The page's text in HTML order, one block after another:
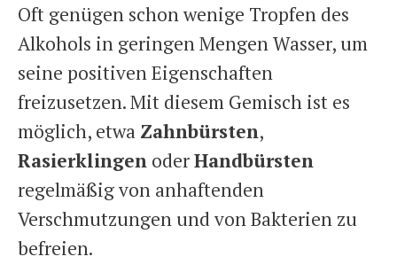
Oft genügen schon wenige Tropfen des
Alkohols in geringen Mengen Wasser, um
seine positiven Eigenschaften
freizusetzen. Mit diesem Gemisch ist es
möglich, etwa Zahnbürsten,
Rasierklingen oderHandbürsten
regelmäßig von anhaftenden
Verschmutzungen und von Bakterien zu
befreien.